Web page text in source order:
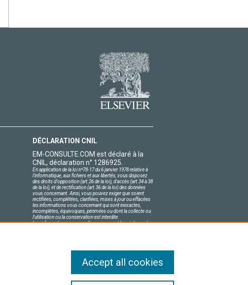
DÉCLARATION CNIL
EM-CONSULTE.COM est déclaré à la
CNIL, déclaration n° 1286925.
En application de la loi nº78-17 du 6 janvier 1978 relative à
l'informatique, aux fichiers et aux libertés, vous disposez
des droits d'opposition (art.26 de la loi), d'accès (art.34 à 38
de la loi), et de rectification (art.36 de la loi) des données
vous concernant. Ainsi, vous pouvez exiger que soient
rectifiées, complétées, clarifiées, mises à jour ou effacées
les informations vous concernant qui sont inexactes,
incomplètes, équivoques, périmées ou dont la collecte ou
l'utilisation ou la conservation est interdite.
Les informations personnelles concernant les visiteurs de
Accept all cookies